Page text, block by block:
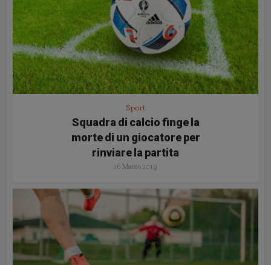
Sport
Squadra di calcio finge la
morte di un giocatore per
rinviare la partita
16 Marzo 2019